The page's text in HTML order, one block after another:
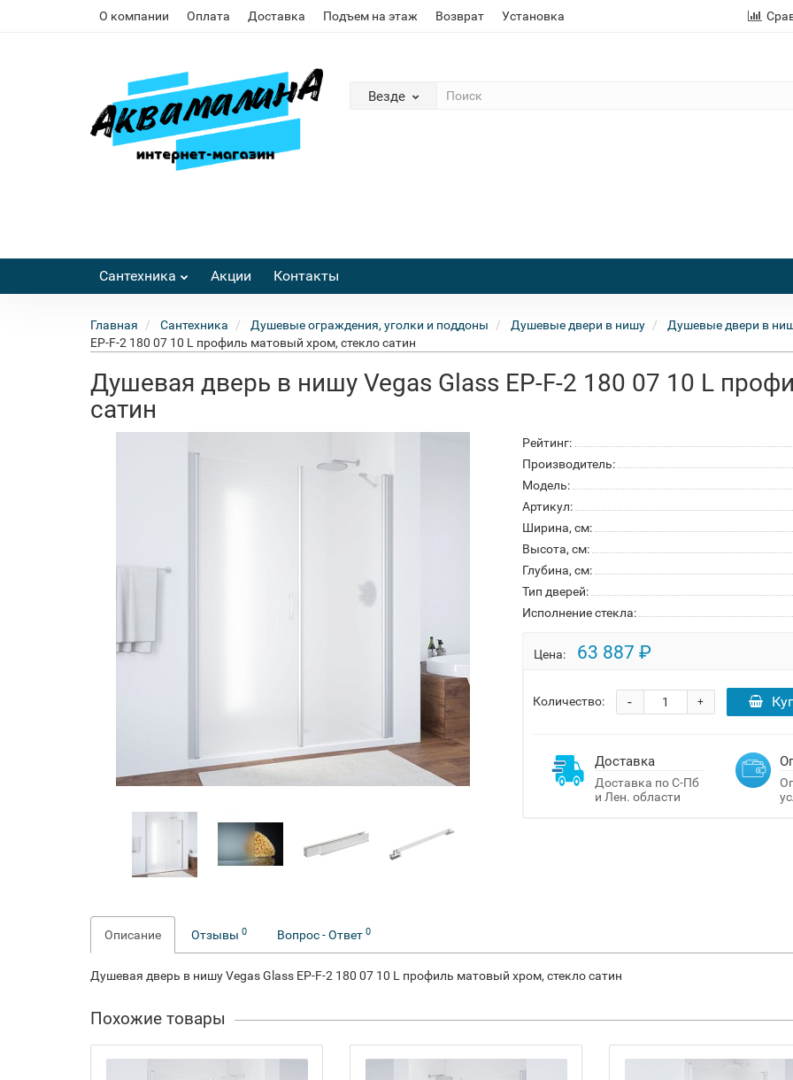
О компании Оплата Доставка Подъем на этаж Возврат Установка
Везде
Сантехника Акции Контакты
Главная Сантехника Душевые ограждения, уголки и поддоны Душевые двери в нишу
Душевые двери в
EP-F-2 180 07 10 L профиль матовый хром, стекло сатин
Душевая дверь в нишу Vegas Glass EP-F-2 180 07 10 L
сатин
Рейтинг:
Производитель:
Модель:
Артикул:
Ширина, см:
Высота, см:
Глубина, см:
Тип дверей:
Исполнение стекла:
Цена: 63 887 ₽
Количество: +
-
Доставка
Доставка по С-Пб
и Лен. области
Описание Отзывы 0 Вопрос - Ответ 0
Душевая дверь в нишу Vegas Glass EP-F-2 180 07 10 L профиль матовый хром, стекло сатин
Похожие товары